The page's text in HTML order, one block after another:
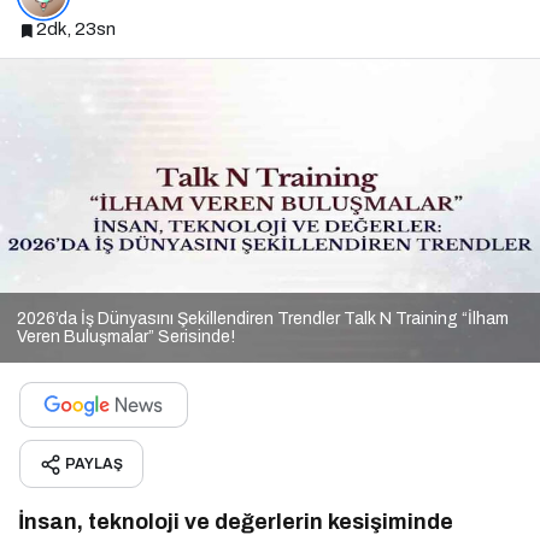
2dk, 23sn
2026’da İş Dünyasını Şekillendiren Trendler Talk N Training “İlham
Veren Buluşmalar” Serisinde!
PAYLAŞ
İnsan, teknoloji ve değerlerin kesişiminde